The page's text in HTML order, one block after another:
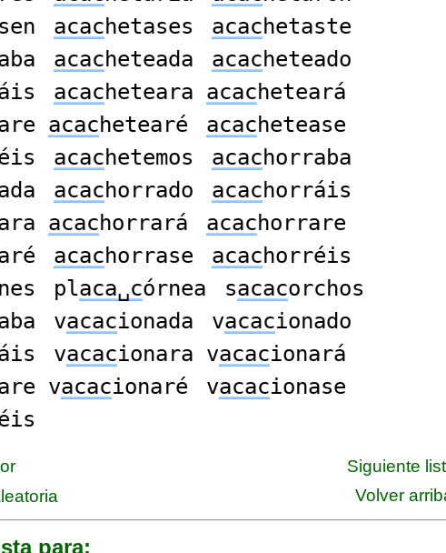
acachetases acachetaste
acacheteada acacheteado
acacheteara acacheteará
acachetearé acachetease
acachetemos acachorraba
acachorrado acachorráis
acachorrará acachorrare
acachorrase acachorréis
placa␣córnea sacacorchos
vacacionada vacacionado
vacacionara vacacionará
vacacionaré vacacionase
Siguiente
Volver
para: